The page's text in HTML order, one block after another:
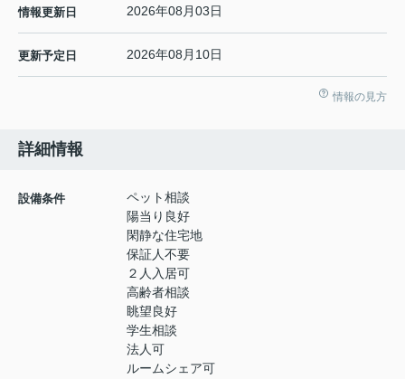
情報更新日 2026年08月03日
更新予定日 2026年08月10日
情報の見方
詳細情報
設備条件
ペット相談
陽当り良好
閑静な住宅地
保証人不要
２人入居可
高齢者相談
眺望良好
学生相談
法人可
ルームシェア可